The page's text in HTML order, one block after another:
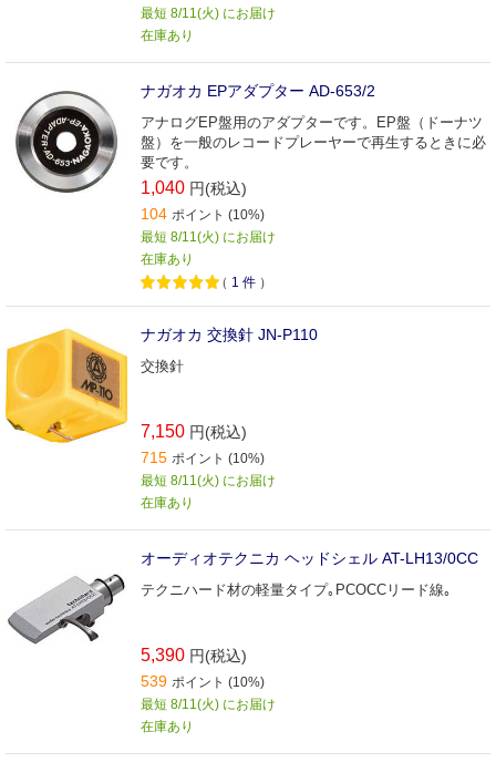
最短 8/11(火) にお届け
在庫あり
ナガオカ EPアダプター AD-653/2
アナログEP盤用のアダプターです。EP盤（ドーナツ
盤）を一般のレコードプレーヤーで再生するときに必
要です。
1,040 円(税込)
104 ポイント (10%)
最短 8/11(火) にお届け
在庫あり
（ 1 件 ）
ナガオカ 交換針 JN-P110
交換針
7,150 円(税込)
715 ポイント (10%)
最短 8/11(火) にお届け
在庫あり
オーディオテクニカ ヘッドシェル AT-LH13/0CC
テクニハード材の軽量タイプ｡PCOCCリード線｡
5,390 円(税込)
539 ポイント (10%)
最短 8/11(火) にお届け
在庫あり